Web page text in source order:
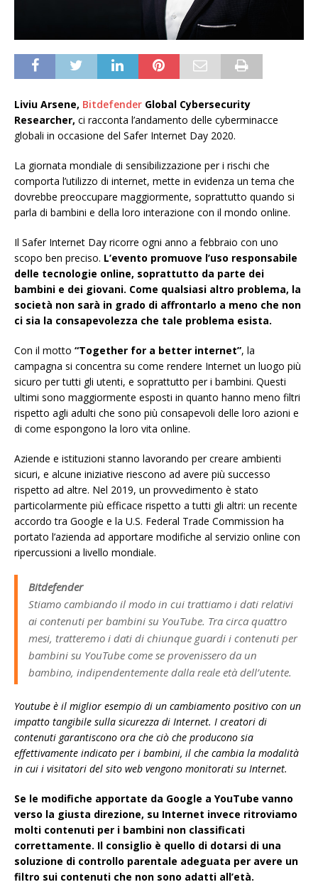
Liviu Arsene, Bitdefender Global Cybersecurity
Researcher, ci racconta l’andamento delle cyberminacce
globali in occasione del Safer Internet Day 2020.
La giornata mondiale di sensibilizzazione per i rischi che
comporta l’utilizzo di internet, mette in evidenza un tema che
dovrebbe preoccupare maggiormente, soprattutto quando si
parla di bambini e della loro interazione con il mondo online.
Il Safer Internet Day ricorre ogni anno a febbraio con uno
scopo ben preciso. L’evento promuove l’uso responsabile
delle tecnologie online, soprattutto da parte dei
bambini e dei giovani. Come qualsiasi altro problema, la
società non sarà in grado di affrontarlo a meno che non
ci sia la consapevolezza che tale problema esista.
Con il motto “Together for a better internet”, la
campagna si concentra su come rendere Internet un luogo più
sicuro per tutti gli utenti, e soprattutto per i bambini. Questi
ultimi sono maggiormente esposti in quanto hanno meno filtri
rispetto agli adulti che sono più consapevoli delle loro azioni e
di come espongono la loro vita online.
Aziende e istituzioni stanno lavorando per creare ambienti
sicuri, e alcune iniziative riescono ad avere più successo
rispetto ad altre. Nel 2019, un provvedimento è stato
particolarmente più efficace rispetto a tutti gli altri: un recente
accordo tra Google e la U.S. Federal Trade Commission ha
portato l’azienda ad apportare modifiche al servizio online con
ripercussioni a livello mondiale.
Bitdefender
Stiamo cambiando il modo in cui trattiamo i dati relativi
ai contenuti per bambini su YouTube. Tra circa quattro
mesi, tratteremo i dati di chiunque guardi i contenuti per
bambini su YouTube come se provenissero da un
bambino, indipendentemente dalla reale età dell’utente.
Youtube è il miglior esempio di un cambiamento positivo con un
impatto tangibile sulla sicurezza di Internet. I creatori di
contenuti garantiscono ora che ciò che producono sia
effettivamente indicato per i bambini, il che cambia la modalità
in cui i visitatori del sito web vengono monitorati su Internet.
Se le modifiche apportate da Google a YouTube vanno
verso la giusta direzione, su Internet invece ritroviamo
molti contenuti per i bambini non classificati
correttamente. Il consiglio è quello di dotarsi di una
soluzione di controllo parentale adeguata per avere un
filtro sui contenuti che non sono adatti all’età.